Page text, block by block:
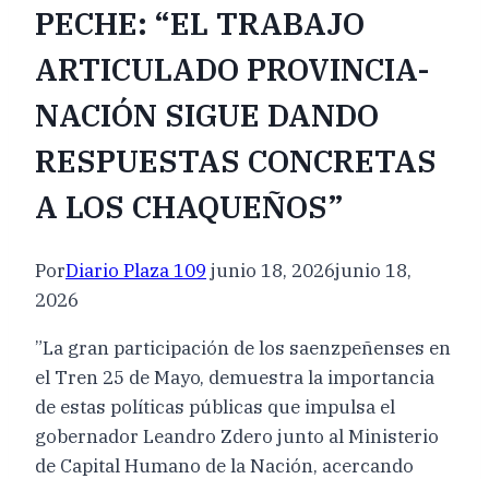
PECHE: “EL TRABAJO
ARTICULADO PROVINCIA-
NACIÓN SIGUE DANDO
RESPUESTAS CONCRETAS
A LOS CHAQUEÑOS”
PorDiario Plaza 109 junio 18, 2026junio 18,
2026
”La gran participación de los saenzpeñenses en
el Tren 25 de Mayo, demuestra la importancia
de estas políticas públicas que impulsa el
gobernador Leandro Zdero junto al Ministerio
de Capital Humano de la Nación, acercando